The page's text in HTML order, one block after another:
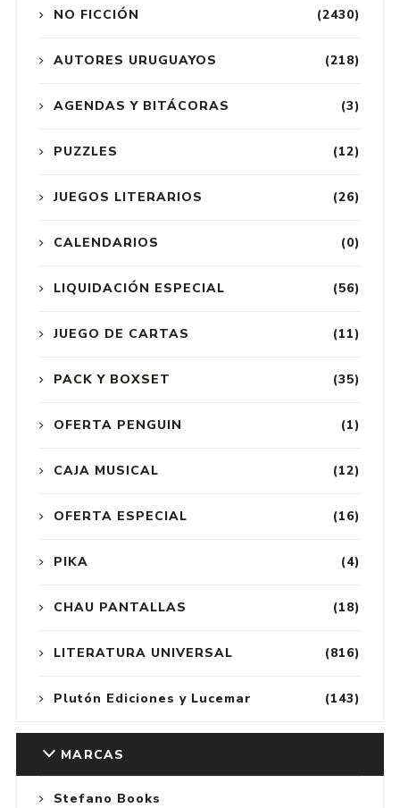
(2430)
NO FICCIÓN
(218)
AUTORES URUGUAYOS
(3)
AGENDAS Y BITÁCORAS
(12)
PUZZLES
(26)
JUEGOS LITERARIOS
(0)
CALENDARIOS
(56)
LIQUIDACIÓN ESPECIAL
(11)
JUEGO DE CARTAS
(35)
PACK Y BOXSET
(1)
OFERTA PENGUIN
(12)
CAJA MUSICAL
(16)
OFERTA ESPECIAL
(4)
PIKA
(18)
CHAU PANTALLAS
(816)
LITERATURA UNIVERSAL
(143)
Plutón Ediciones y Lucemar
MARCAS
Stefano Books